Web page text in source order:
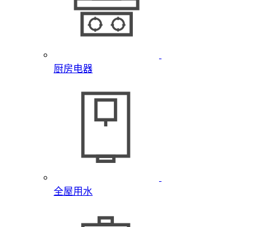
厨房电器
全屋用水